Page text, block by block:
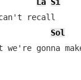
recall
Sol
we're